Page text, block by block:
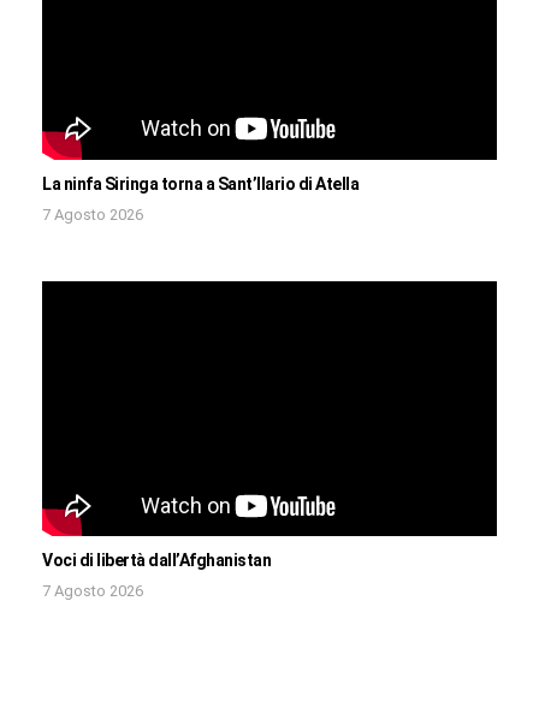
La ninfa Siringa torna a Sant’Ilario di Atella
7 Agosto 2026
Voci di libertà dall’Afghanistan
7 Agosto 2026